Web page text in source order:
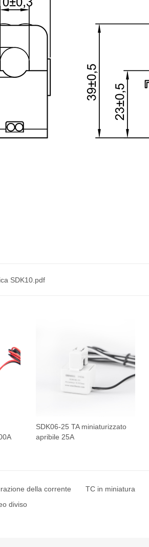
SDK10.pdf
SDK06-25 TA miniaturizzato
apribile 25A
della corrente TC in miniatura
diviso